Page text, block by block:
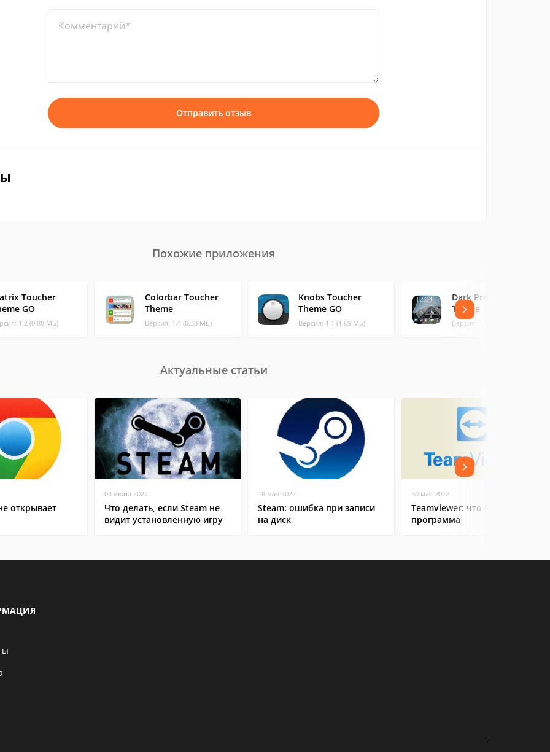
Комментарий*
Отправить отзыв
Похожие приложения
Toucher
GO
1.2 (0.88 МБ)
Colorbar Toucher
Theme
Версия: 1.4 (0.38 МБ)
Knobs Toucher
Theme GO
Версия: 1.1 (1.69 МБ)
Dark Pro Toucher
Theme
Версия: 1.1 (2.27 МБ)
Актуальные статьи
открывает
04 июня 2022
Что делать, если Steam не
видит установленную игру
19 мая 2022
Steam: ошибка при записи
на диск
30 мая 2022
Teamviewer: что это за
программа